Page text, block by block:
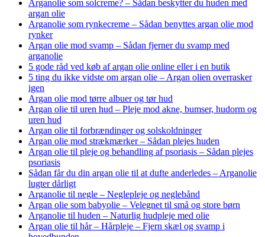
Arganolie som solcreme? – Sådan beskytter du huden med
argan olie
Arganolie som rynkecreme – Sådan benyttes argan olie mod
rynker
Argan olie mod svamp – Sådan fjerner du svamp med
arganolie
5 gode råd ved køb af argan olie online eller i en butik
5 ting du ikke vidste om argan olie – Argan olien overrasker
igen
Argan olie mod tørre albuer og tør hud
Argan olie til uren hud – Pleje mod akne, bumser, hudorm og
uren hud
Argan olie til forbrændinger og solskoldninger
Argan olie mod strækmærker – Sådan plejes huden
Argan olie til pleje og behandling af psoriasis – Sådan plejes
psoriasis
Sådan får du din argan olie til at dufte anderledes – Arganolie
lugter dårligt
Arganolie til negle – Neglepleje og neglebånd
Argan olie som babyolie – Velegnet til små og store børn
Arganolie til huden – Naturlig hudpleje med olie
Argan olie til hår – Hårpleje – Fjern skæl og svamp i